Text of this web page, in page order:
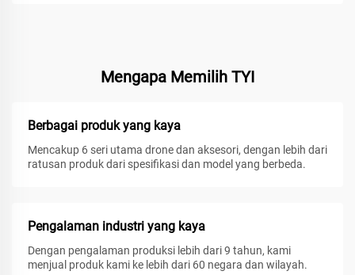
Mengapa Memilih TYI
Berbagai produk yang kaya
Mencakup 6 seri utama drone dan aksesori, dengan lebih dari
ratusan produk dari spesifikasi dan model yang berbeda.
Pengalaman industri yang kaya
Dengan pengalaman produksi lebih dari 9 tahun, kami
menjual produk kami ke lebih dari 60 negara dan wilayah.